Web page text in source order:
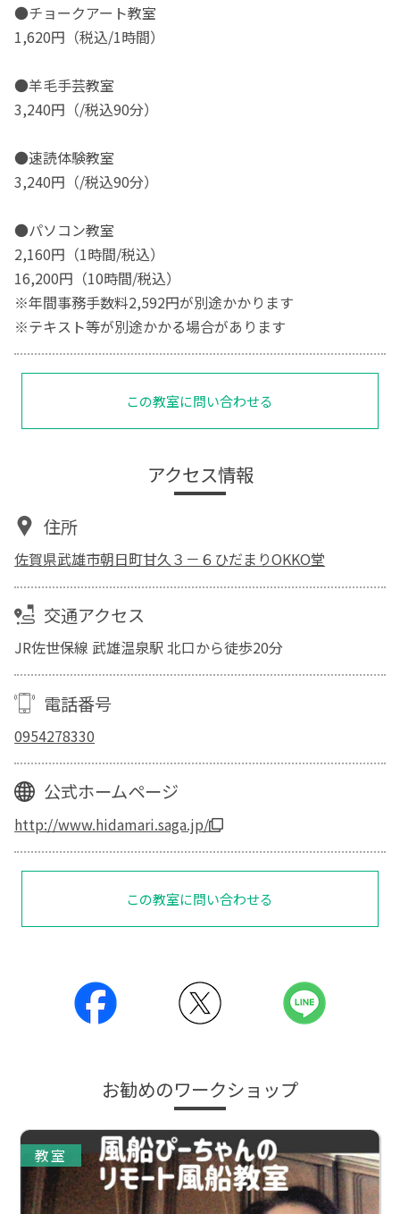
●チョークアート教室
1,620円（税込/1時間）
●羊毛手芸教室
3,240円（/税込90分）
●速読体験教室
3,240円（/税込90分）
●パソコン教室
2,160円（1時間/税込）
16,200円（10時間/税込）
※年間事務手数料2,592円が別途かかります
※テキスト等が別途かかる場合があります
この教室に問い合わせる
アクセス情報
住所
佐賀県武雄市朝日町甘久３－６ひだまりOKKO堂
交通アクセス
JR佐世保線 武雄温泉駅 北口から徒歩20分
電話番号
0954278330
公式ホームページ
http://www.hidamari.saga.jp/
この教室に問い合わせる
お勧めのワークショップ
教室